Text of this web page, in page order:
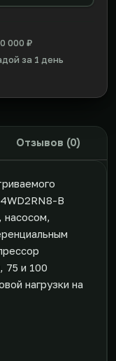
000 ₽
за 1 день
Отзывов (0)
B
насосом,
75 и 100
нагрузки на